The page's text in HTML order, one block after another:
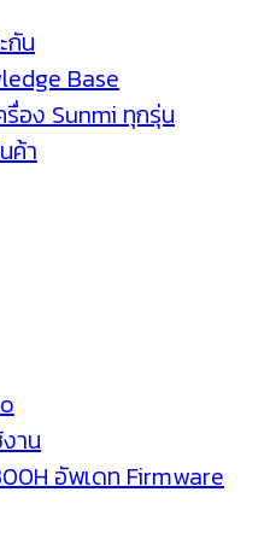
กัน
Base
อง Sunmi ทุกรุ่น
ค้า
าน
อัพเดท Firmware